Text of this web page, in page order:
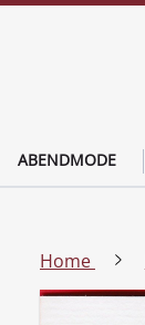
ABENDMODE
Home